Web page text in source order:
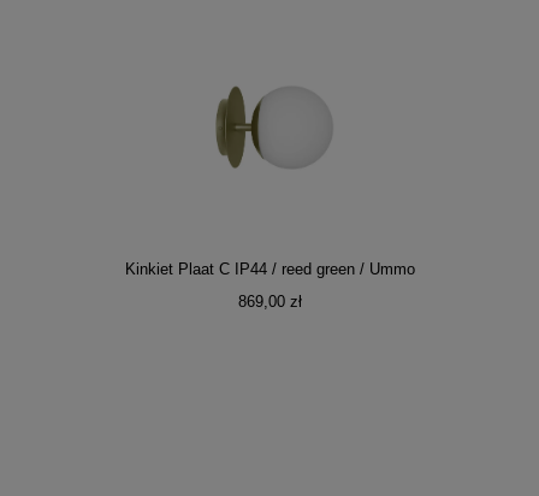
Kinkiet Plaat C IP44 / reed green / Ummo
869,00 zł